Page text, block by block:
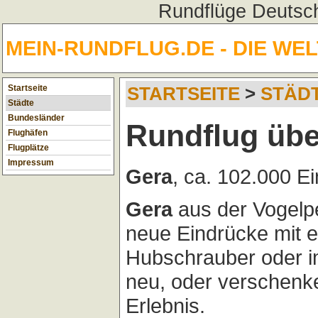
Rundflüge
MEIN-RUNDFLUG.DE - DIE
Startseite
Städte
Bundesländer
Flughäfen
Flugplätze
Impressum
STARTSEITE >
Rundflug
Gera, ca. 102.000
Geraaus der
neue Eindrücke mit
Hubschrauber oder
neu, oder
Erlebnis.